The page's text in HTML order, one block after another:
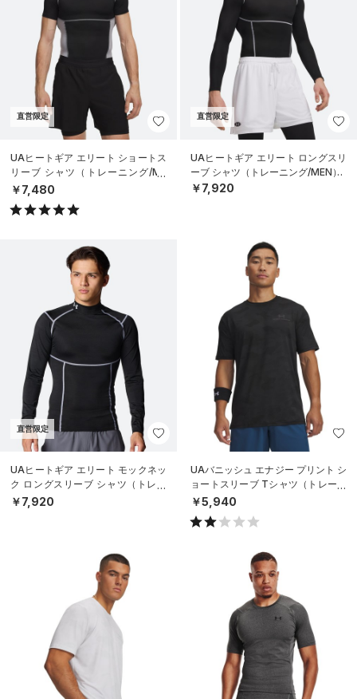
直営限定
UAヒートギア エリート ショートス
リーブ シャツ（トレーニング/ME
N）
￥7,480
直営限定
UAヒートギア エリート ロングスリ
ーブ シャツ（トレーニング/MEN）
￥7,920
直営限定
UAヒートギア エリート モックネッ
ク ロングスリーブ シャツ（トレー
ニング/MEN）
￥7,920
UAバニッシュ エナジー プリント シ
ョートスリーブ Tシャツ（トレーニ
ング/MEN）
￥5,940